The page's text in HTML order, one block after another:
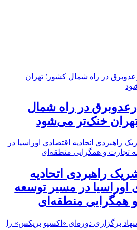
رعدوبرق در راه شمال
خنک‌تر می‌شود
شریک راهبردی اتحادیه
اوراسیا در مسیر توسعه
همگرایی منطقه‌ای